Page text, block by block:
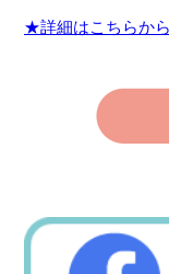
★詳細はこちらか